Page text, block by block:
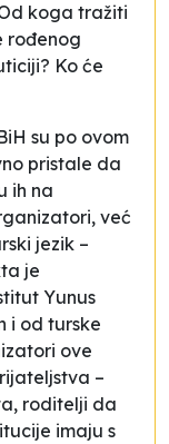
koga tražiti
rođenog
Ko će
su po ovom
pristale da
ih na
već
jezik –
je
Yunus
i od turske
ove
–
roditelji da
imaju s